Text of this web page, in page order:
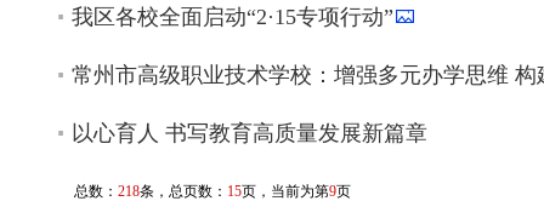
我区各校全面启动“2·15专项行动”
常州市高级职业技术学校：增强多元办学思维
以心育人 书写教育高质量发展新篇章
总数： 218条，总页数： 15页，当前为第9页